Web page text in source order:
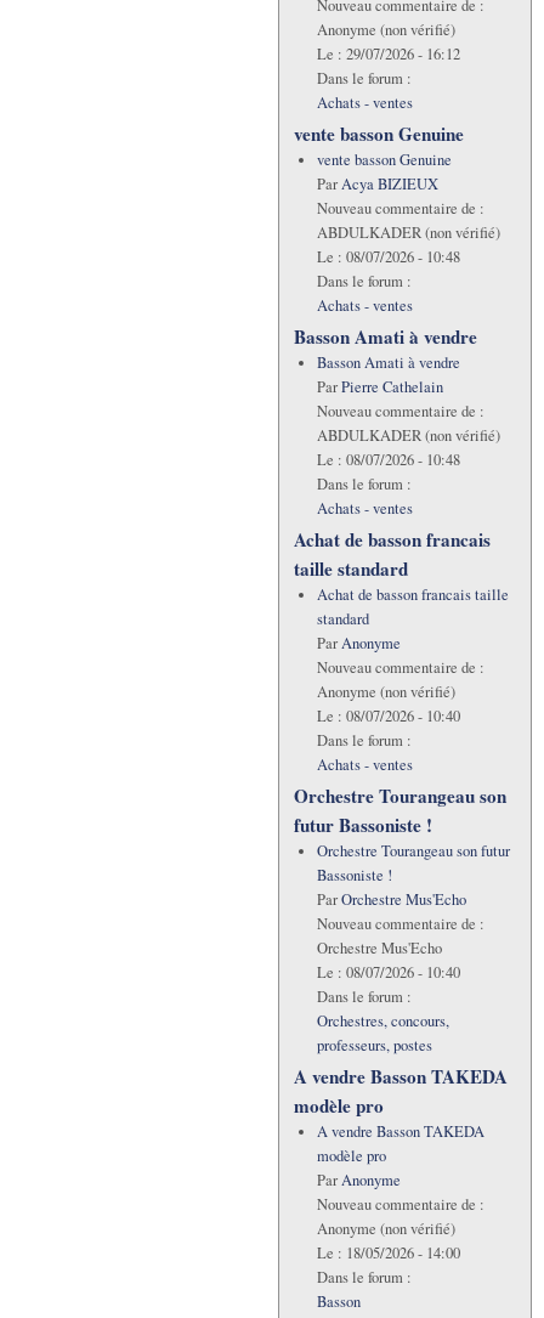
Nouveau commentaire de :
Anonyme (non vérifié)
Le : 29/07/2026 - 16:12
Dans le forum :
Achats - ventes
vente basson Genuine
vente basson Genuine
ParAcya BIZIEUX
Nouveau commentaire de :
ABDULKADER (non vérifié)
Le : 08/07/2026 - 10:48
Dans le forum :
Achats - ventes
Basson Amati à vendre
Basson Amati à vendre
ParPierre Cathelain
Nouveau commentaire de :
ABDULKADER (non vérifié)
Le : 08/07/2026 - 10:48
Dans le forum :
Achats - ventes
Achat de basson francais
taille standard
Achat de basson francais taille
standard
ParAnonyme
Nouveau commentaire de :
Anonyme (non vérifié)
Le : 08/07/2026 - 10:40
Dans le forum :
Achats - ventes
Orchestre Tourangeau son
futur Bassoniste !
Orchestre Tourangeau son futur
Bassoniste !
ParOrchestre Mus'Echo
Nouveau commentaire de :
Orchestre Mus'Echo
Le : 08/07/2026 - 10:40
Dans le forum :
Orchestres, concours,
professeurs, postes
A vendre Basson TAKEDA
modèle pro
A vendre Basson TAKEDA
modèle pro
ParAnonyme
Nouveau commentaire de :
Anonyme (non vérifié)
Le : 18/05/2026 - 14:00
Dans le forum :
Basson